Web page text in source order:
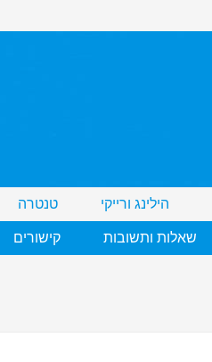
הילינג ורייקי טנטרה
שאלות ותשובות קישורים